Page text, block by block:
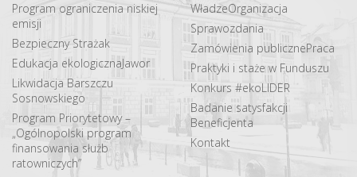
Program ograniczenia niskiej
emisji
Bezpieczny Strażak
Edukacja ekologicznaJawor
Likwidacja Barszczu
Sosnowskiego
Program Priorytetowy –
„Ogólnopolski program
finansowania służb
ratowniczych”
WładzeOrganizacja
Sprawozdania
Zamówienia publicznePraca
Praktyki i staże w Funduszu
Konkurs #ekoLIDER
Badanie satysfakcji
Beneficjenta
Kontakt